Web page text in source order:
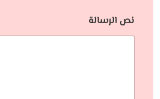
نص الرسالة